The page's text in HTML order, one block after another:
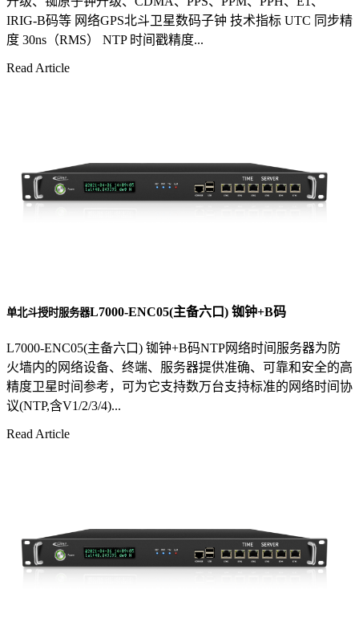
IRIG-B码等 网络GPS北斗卫星数码子钟 技术指标 UTC 同步精
度 30ns（RMS） NTP 时间戳精度...
Read Article
单北斗授时服务器L7000-ENC05(主备六口) 铷钟+B码
L7000-ENC05(主备六口) 铷钟+B码NTP网络时间服务器为防
火墙内的网络设备、终端、服务器提供准确、可靠和安全的高
精度卫星时间参考，可为它支持数万台支持标准的网络时间协
议(NTP,含V1/2/3/4)...
Read Article